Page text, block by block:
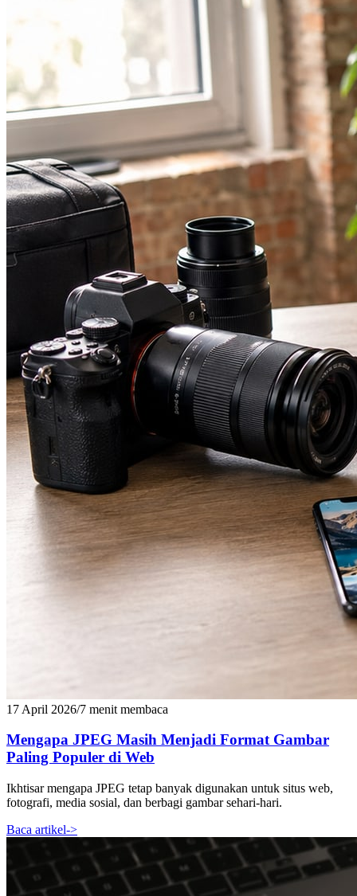
17 April 2026/7 menit membaca
Mengapa JPEG Masih Menjadi Format Gambar
Paling Populer di Web
Ikhtisar mengapa JPEG tetap banyak digunakan untuk situs web,
fotografi, media sosial, dan berbagi gambar sehari-hari.
Baca artikel->